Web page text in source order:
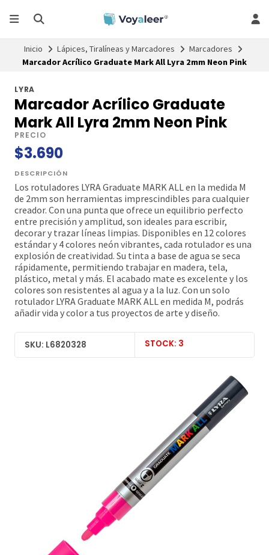
Inicio Lápices, Tiralíneas y Marcadores
Marcadores
Marcador Acrílico Graduate Mark All Lyra 2mm Neon Pink
LYRA
Marcador Acrílico Graduate
Mark All Lyra 2mm Neon Pink
PRECIO
$3.690
DESCRIPCIÓN
Los rotuladores LYRA Graduate MARK ALL en la medida M
de 2mm son herramientas imprescindibles para cualquier
creador. Con una punta que ofrece un equilibrio perfecto
entre precisión y amplitud, son ideales para escribir,
decorar y trazar líneas limpias. Disponibles en 12 colores
estándar y 4 colores neón vibrantes, cada rotulador es una
explosión de creatividad. Su tinta a base de agua se seca
rápidamente, permitiendo trabajar en madera, tela,
plástico, metal y más. El acabado mate es excelente y los
colores son resistentes al agua y a la luz. Con un solo
rotulador LYRA Graduate MARK ALL en medida M, podrás
añadir vida y color a tus proyectos de arte y diseño.
SKU: L6820328 STOCK: 3